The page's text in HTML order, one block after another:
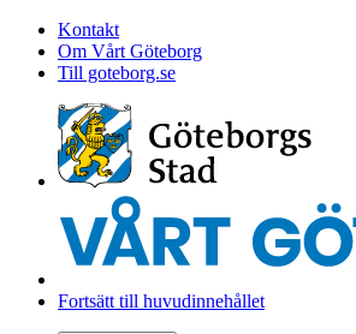
Kontakt
Om Vårt Göteborg
Till goteborg.se
Fortsätt till huvudinnehållet